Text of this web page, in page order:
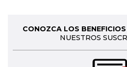
CONOZCA LOS
NUESTROS